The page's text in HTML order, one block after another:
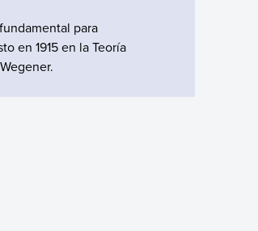
para
en 1915 en la Teoría